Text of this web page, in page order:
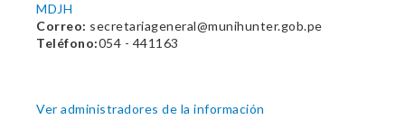
MDJH
Correo: secretariageneral@munihunter.gob.pe
Teléfono:054 - 441163
Ver administradores de la información